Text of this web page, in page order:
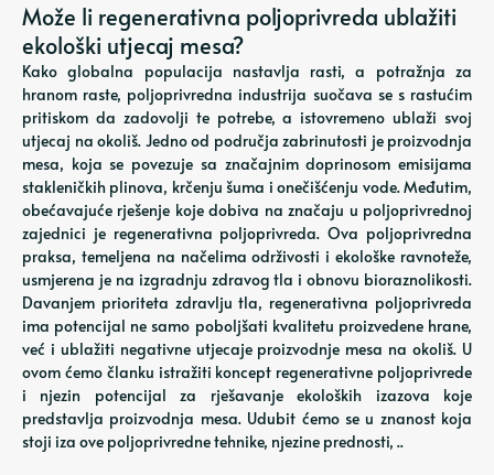
Može li regenerativna poljoprivreda ublažiti
ekološki utjecaj mesa?
Kako globalna populacija nastavlja rasti, a potražnja za
hranom raste, poljoprivredna industrija suočava se s rastućim
pritiskom da zadovolji te potrebe, a istovremeno ublaži svoj
utjecaj na okoliš. Jedno od područja zabrinutosti je proizvodnja
mesa, koja se povezuje sa značajnim doprinosom emisijama
stakleničkih plinova, krčenju šuma i onečišćenju vode. Međutim,
obećavajuće rješenje koje dobiva na značaju u poljoprivrednoj
zajednici je regenerativna poljoprivreda. Ova poljoprivredna
praksa, temeljena na načelima održivosti i ekološke ravnoteže,
usmjerena je na izgradnju zdravog tla i obnovu bioraznolikosti.
Davanjem prioriteta zdravlju tla, regenerativna poljoprivreda
ima potencijal ne samo poboljšati kvalitetu proizvedene hrane,
već i ublažiti negativne utjecaje proizvodnje mesa na okoliš. U
ovom ćemo članku istražiti koncept regenerativne poljoprivrede
i njezin potencijal za rješavanje ekoloških izazova koje
predstavlja proizvodnja mesa. Udubit ćemo se u znanost koja
stoji iza ove poljoprivredne tehnike, njezine prednosti, ..